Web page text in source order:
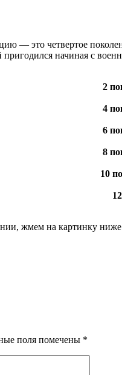
— это четвертое
начиная с
2
4
6
8
10
жмем на картинку ниже
поля помечены *